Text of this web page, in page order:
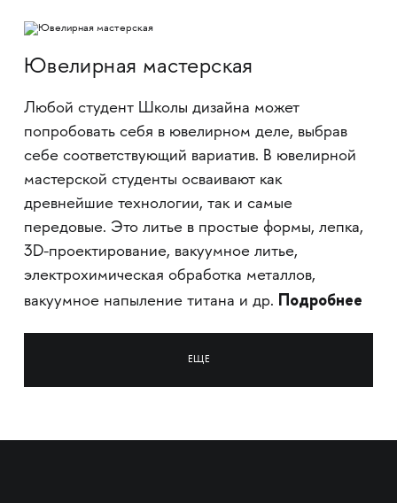
Ювелирная мастерская
Любой студент Школы дизайна может
попробовать себя в ювелирном деле, выбрав
себе соответствующий вариатив. В ювелирной
мастерской студенты осваивают как
древнейшие технологии, так и самые
передовые. Это литье в простые формы, лепка,
3D-проектирование, вакуумное литье,
электрохимическая обработка металлов,
вакуумное напыление титана и др. Подробнее
ЕЩЕ